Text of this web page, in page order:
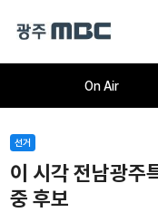
On Air
오늘의뉴스뉴스데스크
선거
이 시각 전남광주
중 후보